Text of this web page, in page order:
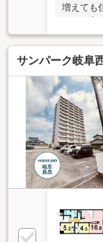
増えても
ートも
良好！洗
はTVモ
ます！・
に揃って
です！
荘中学校
駅…徒歩
ネスエ三
阜鹿島町
サンパーク岐阜